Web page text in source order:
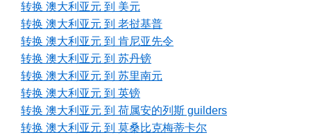
转换 澳大利亚元 到 美元
转换 澳大利亚元 到 老挝基普
转换 澳大利亚元 到 肯尼亚先令
转换 澳大利亚元 到 苏丹镑
转换 澳大利亚元 到 苏里南元
转换 澳大利亚元 到 英镑
转换 澳大利亚元 到 荷属安的列斯 guilders
转换 澳大利亚元 到 莫桑比克梅蒂卡尔